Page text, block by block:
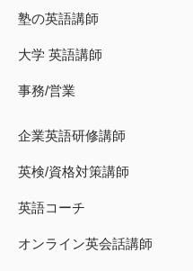
塾の英語講師
大学 英語講師
事務/営業
企業英語研修講師
英検/資格対策講師
英語コーチ
オンライン英会話講師